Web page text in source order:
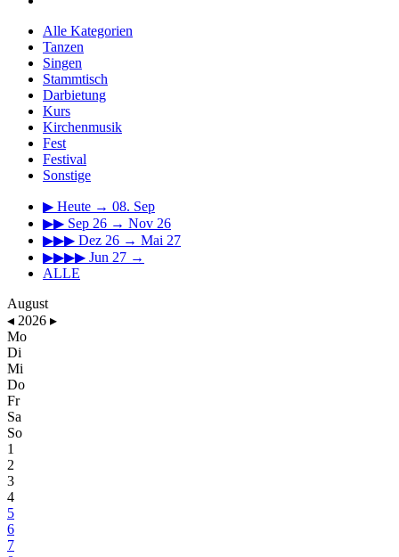
Alle Kategorien
Tanzen
Singen
Stammtisch
Darbietung
Kurs
Kirchenmusik
Fest
Festival
Sonstige
▶ Heute → 08. Sep
▶▶ Sep 26 → Nov 26
▶▶▶ Dez 26 → Mai 27
▶▶▶▶ Jun 27 →
ALLE
August
◂ 2026 ▸
Mo
Di
Mi
Do
Fr
Sa
So
1
2
3
4
5
6
7